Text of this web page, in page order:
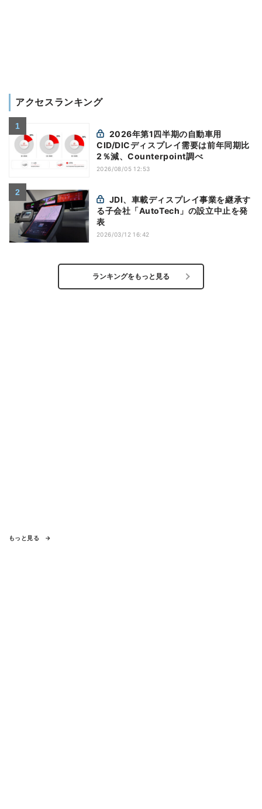
アクセスランキング
CID/DICディスプレイ需要は前年同期比
2％減、Counterpoint調べ
2026/08/05 12:53
る子会社「AutoTech」の設立中止を発
表
2026/03/12 16:42
ランキングをもっと見る
もっと見る